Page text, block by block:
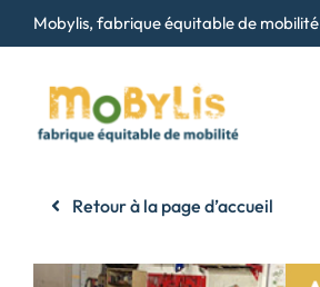
Passer
au
Mobylis, fabrique équitable de mobilité
Retour à la page d’accueil